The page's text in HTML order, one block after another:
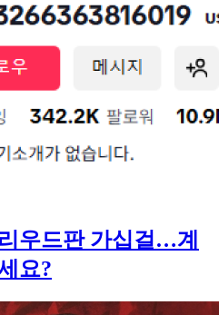
우드판 가십걸…계
요?